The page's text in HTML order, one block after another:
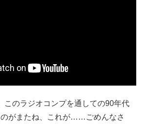
このラジオコンプを通しての90年代
がまたね、これが……ごめんなさ